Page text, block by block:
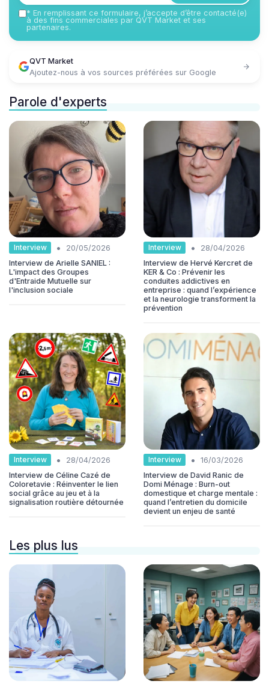
* En remplissant ce formulaire, j’accepte d’être contacté(e)
à des fins commerciales par QVT Market et ses
partenaires.
QVT Market
Ajoutez-nous à vos sources préférées sur Google
Parole d'experts
Interview •
20/05/2026
Interview de Arielle SANIEL :
L'impact des Groupes
d'Entraide Mutuelle sur
l'inclusion sociale
Interview •
28/04/2026
Interview de Hervé Kercret de
KER & Co : Prévenir les
conduites addictives en
entreprise : quand l’expérience
et la neurologie transforment la
prévention
Interview •
28/04/2026
Interview de Céline Cazé de
Coloretavie : Réinventer le lien
social grâce au jeu et à la
signalisation routière détournée
Interview •
16/03/2026
Interview de David Ranic de
Domi Ménage : Burn-out
domestique et charge mentale :
quand l’entretien du domicile
devient un enjeu de santé
Les plus lus